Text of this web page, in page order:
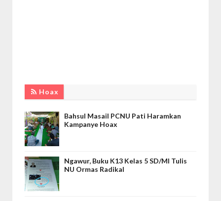
Hoax
Bahsul Masail PCNU Pati Haramkan
Kampanye Hoax
Ngawur, Buku K13 Kelas 5 SD/MI Tulis
NU Ormas Radikal